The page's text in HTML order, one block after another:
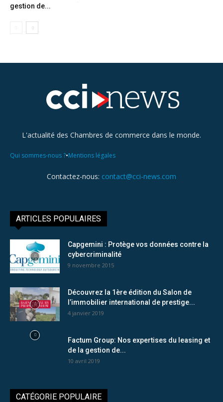
gestion de...
L'actualité des Chambres de commerce dans le monde.
Qui sommes-nous ?•Mentions légales
Contactez-nous: contact@cci-news.com
ARTICLES POPULAIRES
Capgemini : Protège vos données contre la
cybercriminalité
9 novembre 2015
Découvrez la 1ère édition du Salon de
l’immobilier international de prestige...
4 janvier 2019
Factum Group: Nos expertises du leasing et
de la gestion de...
10 avril 2019
CATÉGORIE POPULAIRE